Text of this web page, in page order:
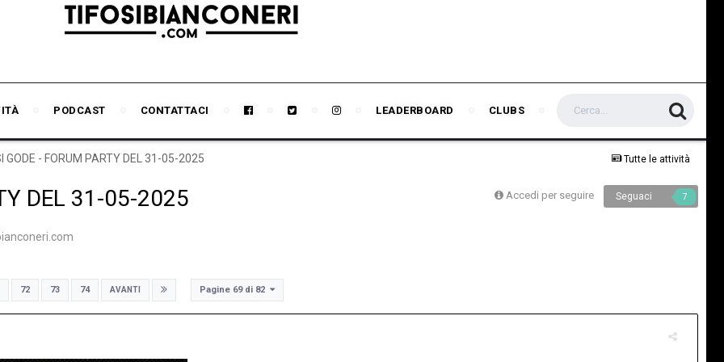
PODCAST CONTATTACI LEADERBOARD CLUBS
Tutte le attività
GODE - FORUM PARTY DEL 31-05-2025
Accedi per seguire Seguaci 7
DEL 31-05-2025
72 73 74 AVANTI Pagine 69 di 82